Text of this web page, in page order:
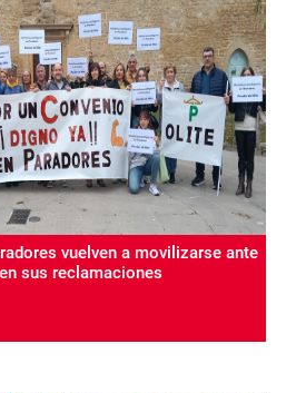
vuelven a movilizarse ante
sus reclamaciones